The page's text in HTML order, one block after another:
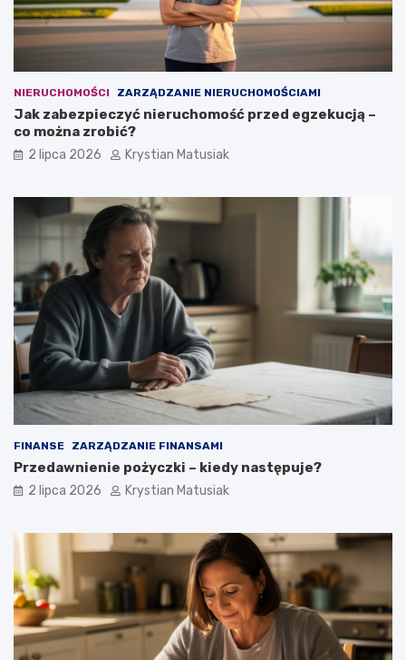
NIERUCHOMOŚCI ZARZĄDZANIE NIERUCHOMOŚCIAMI
Jak zabezpieczyć nieruchomość przed egzekucją –
co można zrobić?
2 lipca 2026 Krystian Matusiak
FINANSE ZARZĄDZANIE FINANSAMI
Przedawnienie pożyczki – kiedy następuje?
2 lipca 2026 Krystian Matusiak